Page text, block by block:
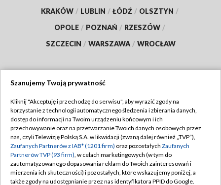
KRAKÓW / LUBLIN / ŁÓDŹ / OLSZTYN /
OPOLE / POZNAŃ / RZESZÓW /
SZCZECIN / WARSZAWA / WROCŁAW
TVP
Abonament TVP
Emisja w TVP
Centrum informacji TVP
Naziemna Telewizja Cyfrowa
Regulamin TVP
Polityka prywatności
Moje zgody
Pomoc
Szanujemy Twoją prywatność
Kliknij "Akceptuję i przechodzę do serwisu", aby wyrazić zgody na
korzystanie z technologii automatycznego śledzenia i zbierania danych,
dostęp do informacji na Twoim urządzeniu końcowym i ich
przechowywanie oraz na przetwarzanie Twoich danych osobowych przez
nas, czyli Telewizję Polską S.A. w likwidacji (zwaną dalej również „TVP”),
Zaufanych Partnerów z IAB* (1201 firm) oraz pozostałych Zaufanych
Partnerów TVP (93 firm), w celach marketingowych (w tym do
zautomatyzowanego dopasowania reklam do Twoich zainteresowań i
mierzenia ich skuteczności) i pozostałych, które wskazujemy poniżej, a
także zgody na udostępnianie przez nas identyfikatora PPID do Google.